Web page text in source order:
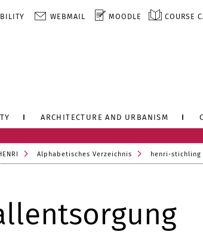
WEBMAIL MOODLE COURSE
ARCHITECTURE AND URBANISM
Alphabetisches Verzeichnis henri-stichling